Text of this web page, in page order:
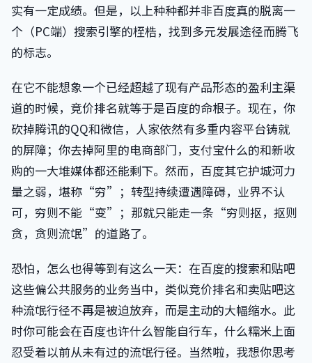
实有一定成绩。但是，以上种种都并非百度真的脱离一
个（PC端）搜索引擎的桎梏，找到多元发展途径而腾飞
的标志。
在它不能想象一个已经超越了现有产品形态的盈利主渠
道的时候，竞价排名就等于是百度的命根子。现在，你
砍掉腾讯的QQ和微信，人家依然有多重内容平台铸就
的屏障；你去掉阿里的电商部门，支付宝什么的和新收
购的一大堆媒体都还能剩下。然而，百度其它护城河力
量之弱，堪称“穷”；转型持续遭遇障碍，业界不认
可，穷则不能“变”；那就只能走一条“穷则抠，抠则
贪，贪则流氓”的道路了。
恐怕，怎么也得等到有这么一天：在百度的搜索和贴吧
这些偏公共服务的业务当中，类似竞价排名和卖贴吧这
种流氓行径不再是被迫放弃，而是主动的大幅缩水。此
时你可能会在百度也许什么智能自行车，什么糯米上面
忍受着以前从未有过的流氓行径。当然啦，我想你思考